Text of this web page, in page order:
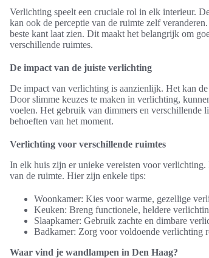
Verlichting speelt een cruciale rol in elk interieur.
kan ook de perceptie van de ruimte zelf
beste kant laat zien. Dit maakt het belangrijk om
verschillende ruimtes.
De impact van de juiste verlichting
De impact van verlichting is aanzienlijk. Het kan
Door slimme keuzes te maken in verlichting,
voelen. Het gebruik van dimmers en verschillende
behoeften van het moment.
Verlichting voor verschillende ruimtes
In elk huis zijn er unieke vereisten voor
van de ruimte. Hier zijn enkele tips:
Woonkamer: Kies voor warme, gezellige
Keuken: Breng functionele, heldere
Slaapkamer: Gebruik zachte en dimbare
Badkamer: Zorg voor voldoende verlichting
Waar vind je wandlampen in Den Haag?